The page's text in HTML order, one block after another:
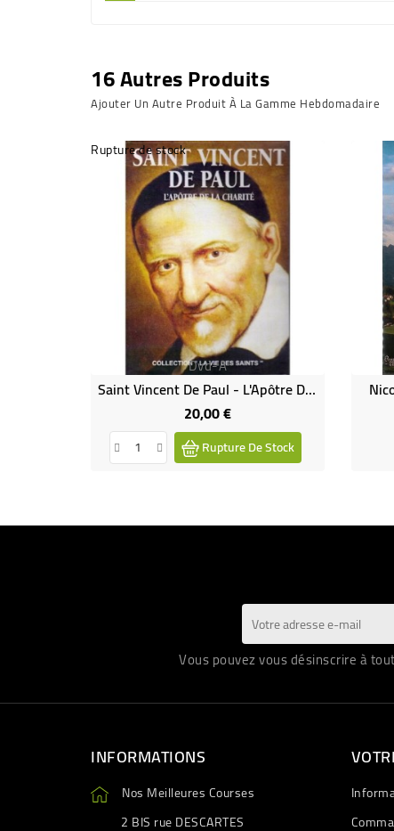
16 Autres Produits
Ajouter Un Autre Produit À La Gamme Hebdomadaire
Rupture de stock
Dvd-A
Saint Vincent De Paul - L'Apôtre De La Charité
20,00 €Prix
Rupture De Stock
Vous pouvez vous désinscrire à
INFORMATIONS
Nos Meilleures Courses
2 BIS rue DESCARTES